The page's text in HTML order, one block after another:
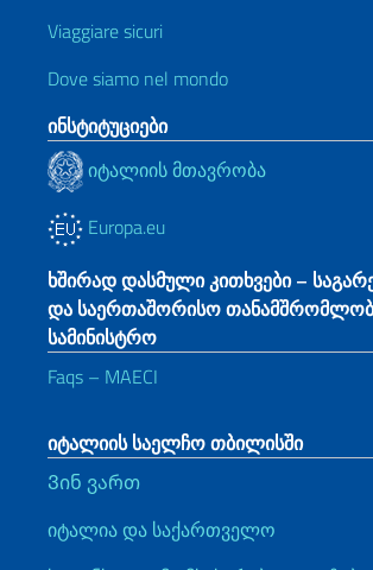
Viaggiare sicuri
Dove siamo nel mondo
ინსტიტუციები
იტალიის მთავრობა
Europa.eu
ხშირად დასმული კითხვები –
და საერთაშორისო
სამინისტრო
Faqs – MAECI
იტალიის საელჩო თბილისში
Ვინ ვართ
იტალია და საქართველო